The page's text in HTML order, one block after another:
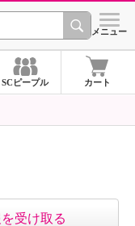
ショッ
メニュー
SCピープル カート
受け取る